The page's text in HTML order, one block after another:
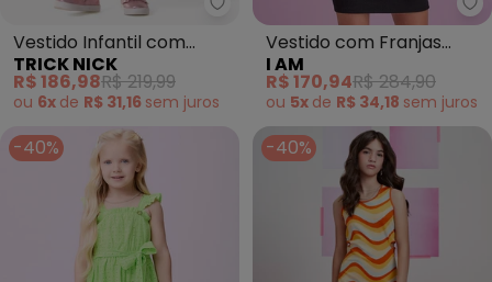
Trick Nick - Vestido Infantil
Vestido Infantil com
Bordado (Azul)
TRICK NICK
R$ 186,98R$ 219,99
ou 6x de R$ 31,16 sem juros
I
Vestido com Franjas
(Preto)
I AM
R$ 170,94R$ 284,90
ou 5x de R$ 34,18 sem juros
-40% -40%